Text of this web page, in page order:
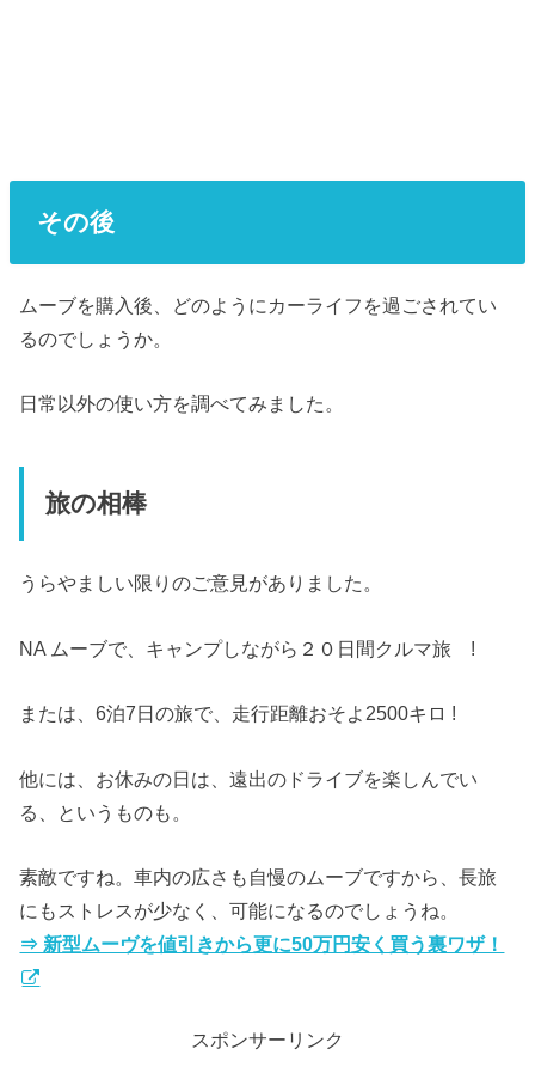
その後
ムーブを購入後、どのようにカーライフを過ごされてい
るのでしょうか。
日常以外の使い方を調べてみました。
旅の相棒
うらやましい限りのご意見がありました。
NA ムーブで、キャンプしながら２０日間クルマ旅 !
または、6泊7日の旅で、走行距離おそよ2500キロ !
他には、お休みの日は、遠出のドライブを楽しんでい
る、というものも。
素敵ですね。車内の広さも自慢のムーブですから、長旅
にもストレスが少なく、可能になるのでしょうね。
⇒ 新型ムーヴを値引きから更に50万円安く買う裏ワザ！
スポンサーリンク